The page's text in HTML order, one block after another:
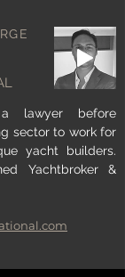
lawyer before
sector to work for
yacht builders.
Yachtbroker &